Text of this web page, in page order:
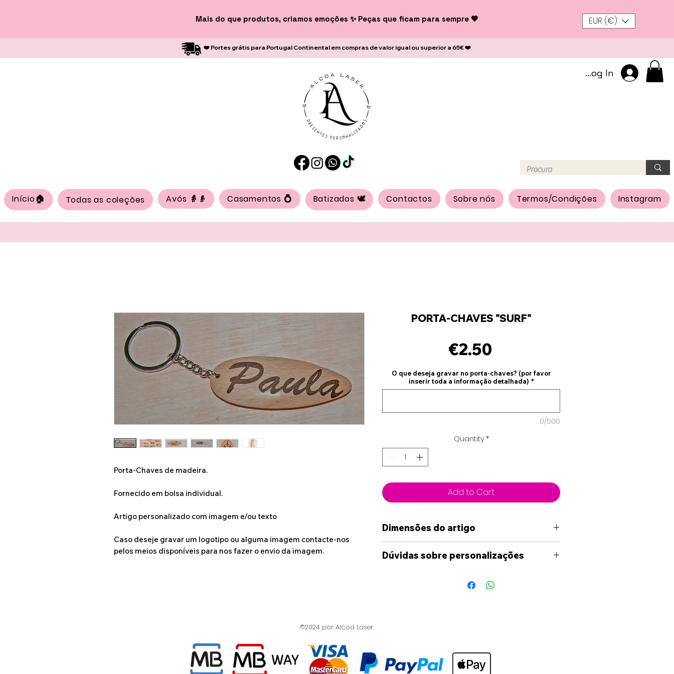
Mais do que produtos, criamos emoções ✨ Peças que ficam para sempre 💖 EUR (€)
❤️ Portes grátis para Portugal Continental em compras de valor igual ou superior a 65€ ❤️
Log In
Início🏠 Todas as coleções Avós 👵👴 Casamentos 💍 Batizados 🕊️ Contactos Sobre nós Termos/Condições Instagram
Porta-Chaves de madeira.
Fornecido em bolsa individual.
Artigo personalizado com imagem e/ou texto
Caso deseje gravar um logotipo ou alguma imagem contacte-nos
pelos meios disponíveis para nos fazer o envio da imagem.
PORTA-CHAVES "SURF"
€2.50Price
O que deseja gravar no porta-chaves? (por favor
inserir toda a informação detalhada) *
0/500
Quantity *
Add to Cart
Dimensões do artigo
3.2cm x 7.9cm
Dúvidas sobre personalizações
artigo, por favor, sinta-se à vontade para
necessário ser-lhe-á enviada uma
maquete em formato digital, onde terá
©2024 por Alcoa Laser.